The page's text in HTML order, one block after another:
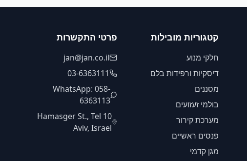
קטגוריות מובילות
חלקי מנוע
דיסקיות ורפידות בלם
מסננים
בולמי זעזועים
מערכת קירור
פנסים ראשיים
מגן קדמי
פרטי התקשרות
jan@jan.co.il
03-6363111
WhatsApp: 058-
6363113
10 Hamasger St., Tel
Aviv, Israel